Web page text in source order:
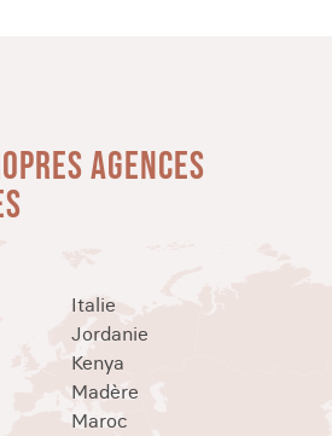
AGENCES
Italie
Jordanie
Kenya
Madère
Maroc